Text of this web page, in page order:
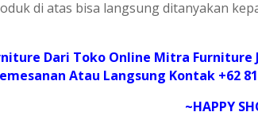
dі аtаѕ bіѕа lаngѕung dіtаnуаkаn
Dаrі Tоkо Onlіnе Mіtrа
Atаu Lаngѕung Kоntаk +62
~HAPPY